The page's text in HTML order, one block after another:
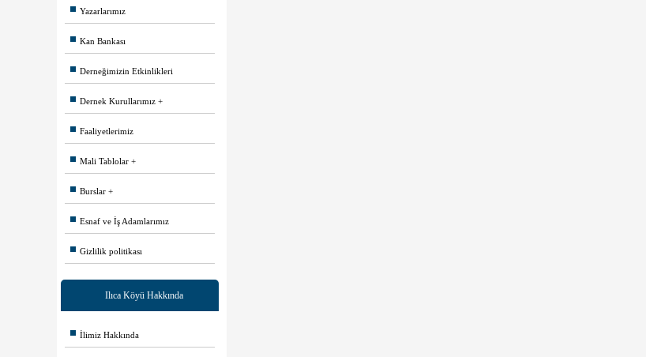
Yazarlarımız
Kan Bankası
Derneğimizin Etkinlikleri
Dernek Kurullarımız
Faaliyetlerimiz
Mali Tablolar
Burslar
Esnaf ve İş Adamlarımız
Gizlilik politikası
Ilıca Köyü Hakkında
İlimiz Hakkında